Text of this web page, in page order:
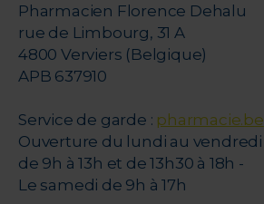
Pharmacien Florence Dehalu
rue de Limbourg, 31 A
4800 Verviers (Belgique)
APB 637910
Service de garde : pharmacie.be
Ouverture du lundi au vendredi
de 9h à 13h et de 13h30 à 18h -
Le samedi de 9h à 17h